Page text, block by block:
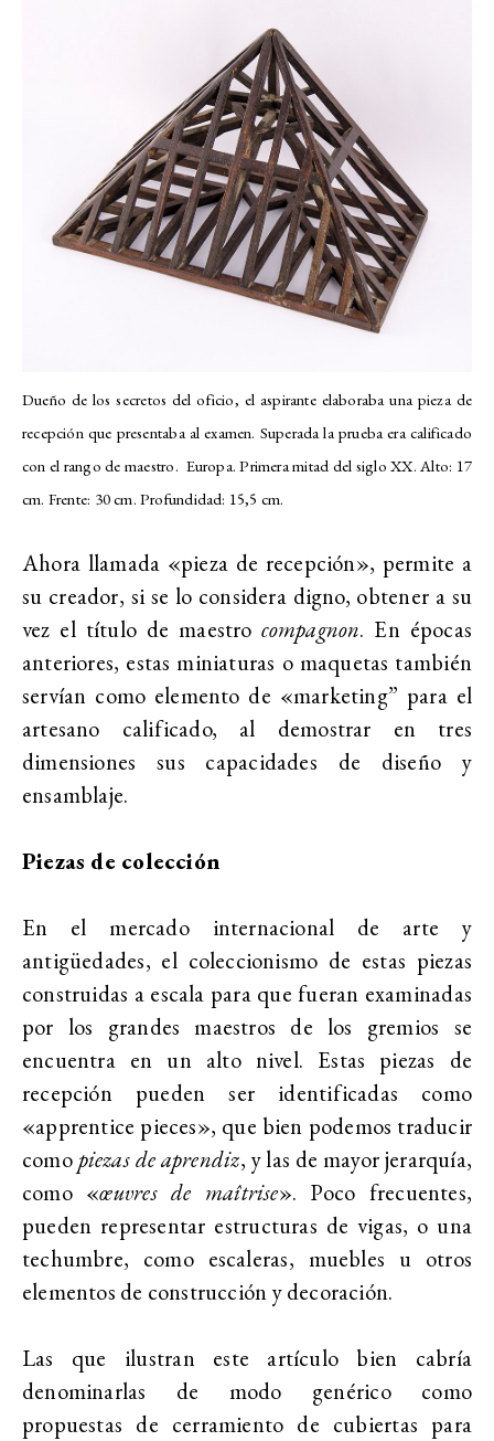
Dueño de los secretos del oficio, el aspirante elaboraba una pieza de
recepción que presentaba al examen. Superada la prueba era calificado
con el rango de maestro. Europa. Primera mitad del siglo XX. Alto: 17
cm. Frente: 30 cm. Profundidad: 15,5 cm.
Ahora llamada «pieza de recepción», permite a
su creador, si se lo considera digno, obtener a su
vez el título de maestrocompagnon. En épocas
anteriores, estas miniaturas o maquetas también
servían como elemento de «marketing” para el
artesano calificado, al demostrar en tres
dimensiones sus capacidades de diseño y
ensamblaje.
Piezas de colección
En el mercado internacional de arte y
antigüedades, el coleccionismo de estas piezas
construidas a escala para que fueran examinadas
por los grandes maestros de los gremios se
encuentra en un alto nivel. Estas piezas de
recepción pueden ser identificadas como
«apprentice pieces», que bien podemos traducir
comopiezas de aprendiz, y las de mayor jerarquía,
como «œuvres de maîtrise». Poco frecuentes,
pueden representar estructuras de vigas, o una
techumbre, como escaleras, muebles u otros
elementos de construcción y decoración.
Las que ilustran este artículo bien cabría
denominarlas de modo genérico como
propuestas de cerramiento de cubiertas para